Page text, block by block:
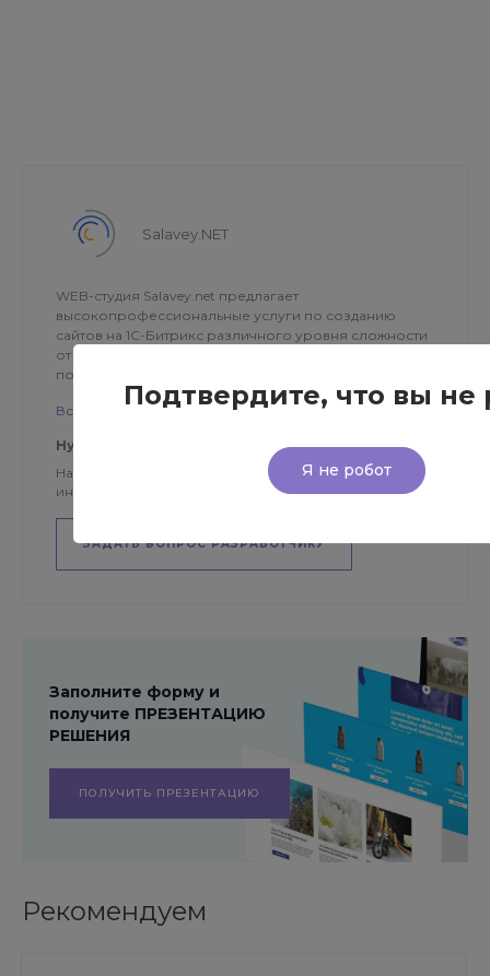
Подтвердите, что вы не
Я не робот
Salavey.NET
WEB-студия Salavey.net предлагает
высокопрофессиональные услуги по созданию
сайтов на 1С-Битрикс различного уровня сложности
от визитки до сложного портала, выполняем работы
по поддержке, оптимизации ...
Все решения Salavey.NET
Нужна консультация?
Наши специалисты ответят на любой
интересующий вас вопрос
ЗАДАТЬ ВОПРОС РАЗРАБОТЧИКУ
Заполните форму и
получите ПРЕЗЕНТАЦИЮ
РЕШЕНИЯ
ПОЛУЧИТЬ ПРЕЗЕНТАЦИЮ
Рекомендуем